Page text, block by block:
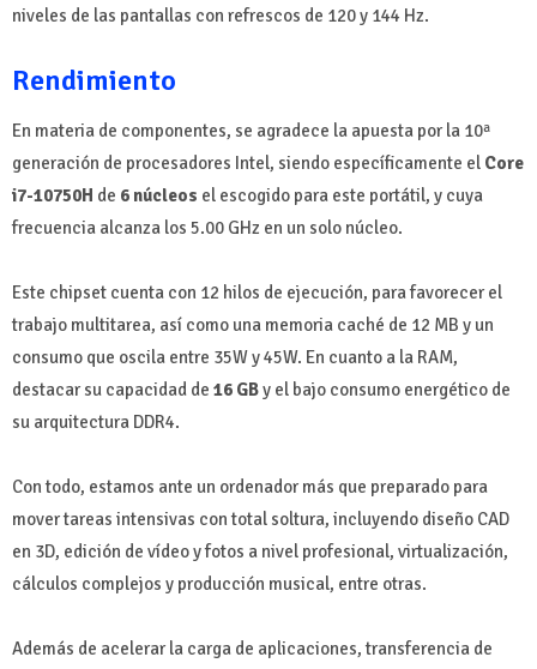
niveles de las pantallas con refrescos de 120 y 144 Hz.
Rendimiento
En materia de componentes, se agradece la apuesta por la 10ª
generación de procesadores Intel, siendo específicamente el Core
i7-10750H de 6 núcleos el escogido para este portátil, y cuya
frecuencia alcanza los 5.00 GHz en un solo núcleo.
Este chipset cuenta con 12 hilos de ejecución, para favorecer el
trabajo multitarea, así como una memoria caché de 12 MB y un
consumo que oscila entre 35W y 45W. En cuanto a la RAM,
destacar su capacidad de 16 GBy el bajo consumo energético de
su arquitectura DDR4.
Con todo, estamos ante un ordenador más que preparado para
mover tareas intensivas con total soltura, incluyendo diseño CAD
en 3D, edición de vídeo y fotos a nivel profesional, virtualización,
cálculos complejos y producción musical, entre otras.
Además de acelerar la carga de aplicaciones, transferencia de